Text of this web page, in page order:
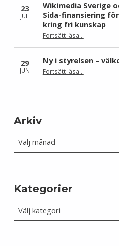
23
JUL
Wikimedia Sverige
Sida-finansiering
kring fri kunskap
Fortsätt läsa“Wikimedia Sverige och Wikimedia Brasil får Sida-finansiering för att stärka civilsamhället kring fri kunskap”
…
29
JUN
Ny i styrelsen –
Fortsätt läsa“Ny i styrelsen – välkommen Antonio Molin!”
…
Arkiv
Kategorier